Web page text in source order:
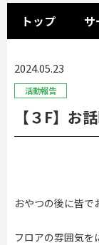
トップ サ
2024.05.23
活動報告
【３F】
おやつの後に皆で
フロアの雰囲気を